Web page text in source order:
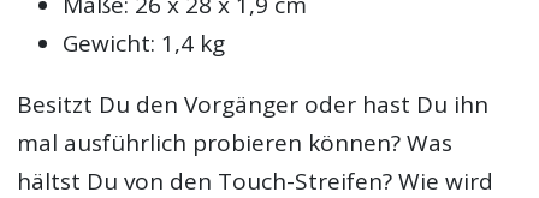
Gewicht: 1,4 kg
Besitzt Du den Vorgänger oder hast Du ihn
mal ausführlich probieren können? Was
hältst Du von den Touch-Streifen? Wie wird